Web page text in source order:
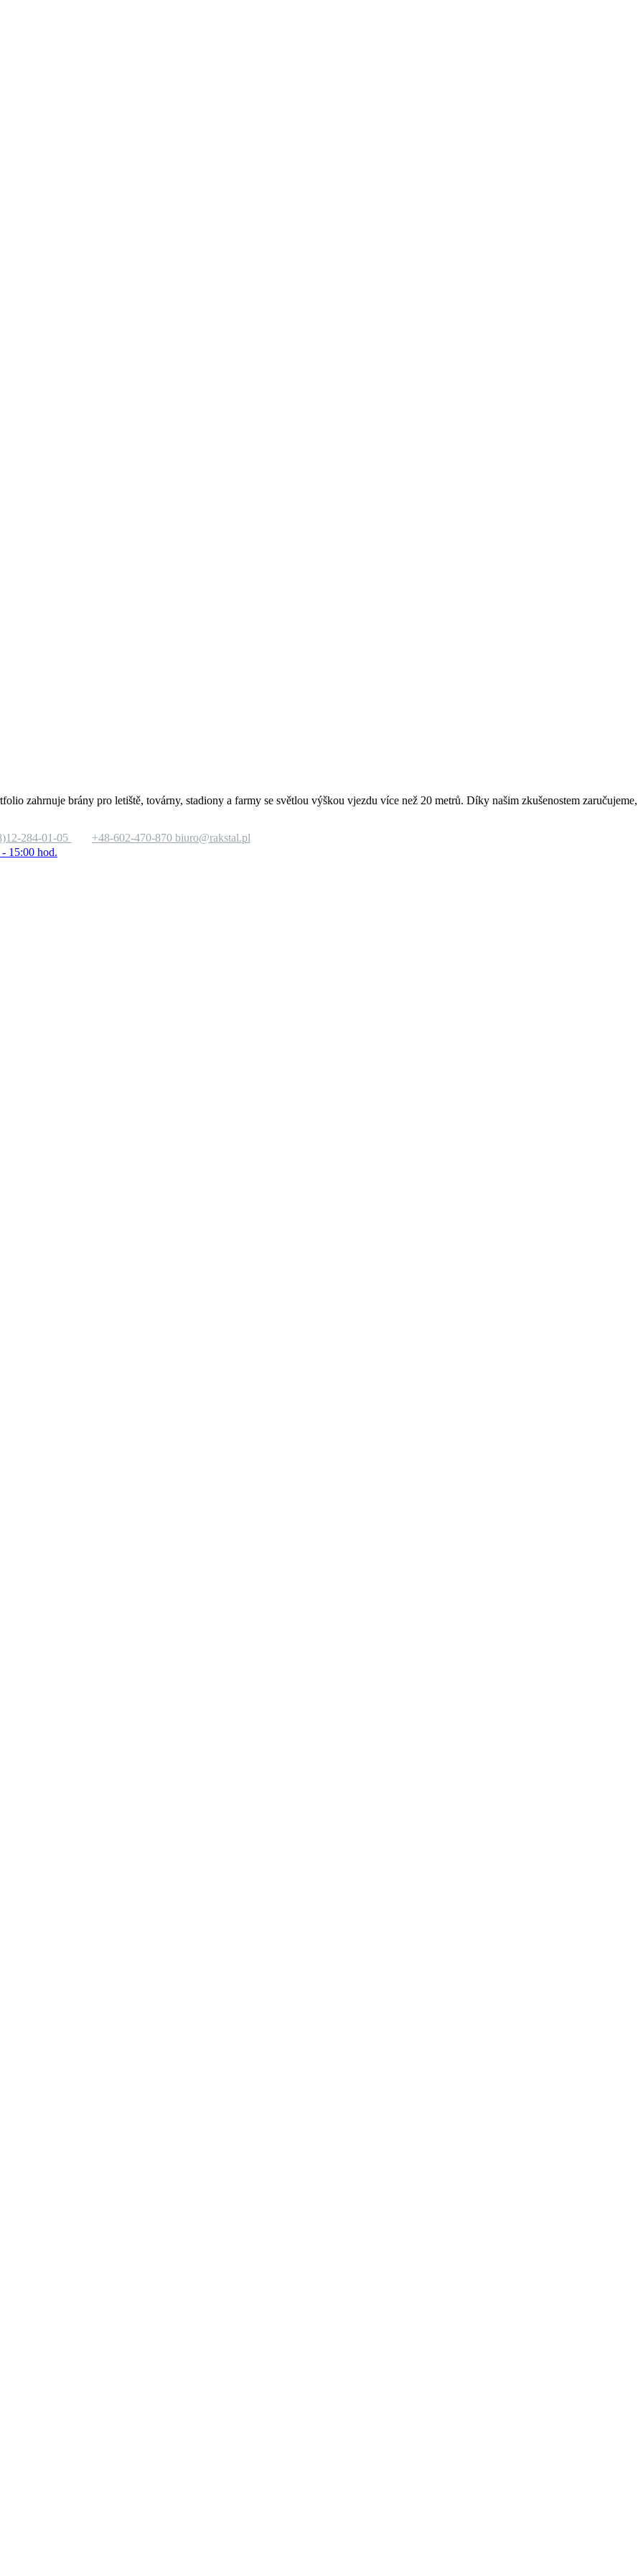
zahrnuje brány pro letiště, továrny, stadiony a farmy se světlou výškou vjezdu více než 20 metrů. Díky našim zkušenostem zaručujeme,
284-01-05 +48-602-470-870 biuro@rakstal.pl
15:00 hod.